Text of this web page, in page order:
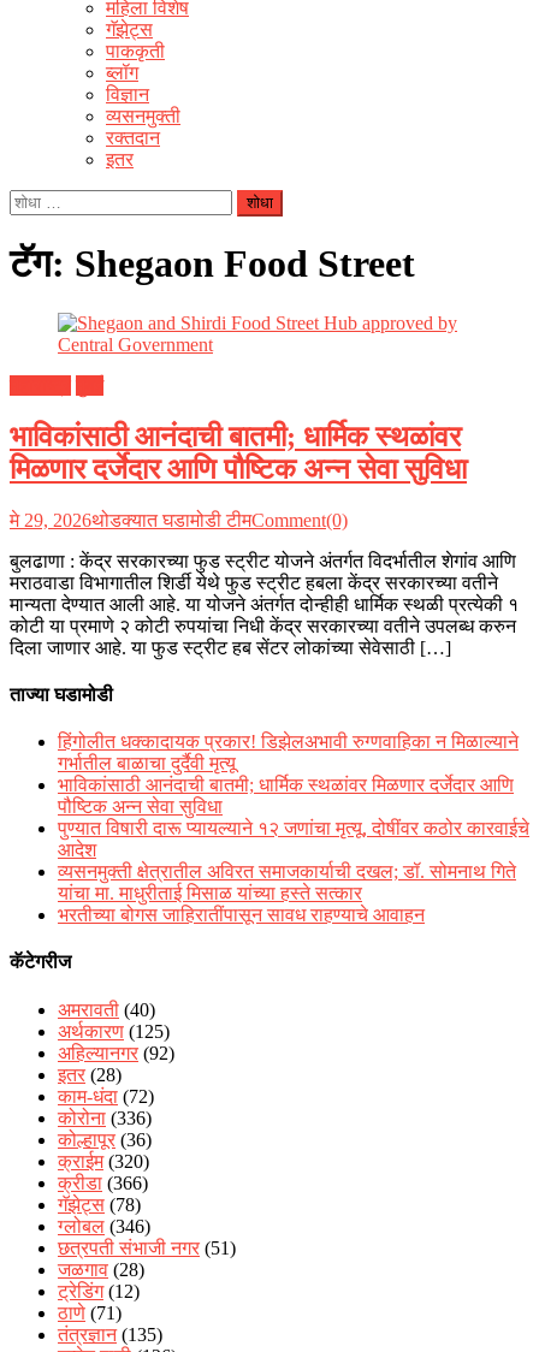
महिला विशेष
गॅझेट्स
पाककृती
ब्लॉग
विज्ञान
व्यसनमुक्ती
रक्‍तदान
इतर
यांचा
शोध
घ्या
:
टॅग: Shegaon Food Street
भाविकांसाठी आनंदाची बातमी; धार्मिक स्थळांवर
मिळणार दर्जेदार आणि पौष्टिक अन्न सेवा सुविधा
मे 29, 2026थोडक्यात घडामोडी टीमComment(0)
बुलढाणा : केंद्र सरकारच्या फुड स्ट्रीट योजने अंतर्गत विदर्भातील शेगांव आणि
मराठवाडा विभागातील शिर्डी येथे फुड स्ट्रीट हबला केंद्र सरकारच्या वतीने
मान्यता देण्यात आली आहे. या योजने अंतर्गत दोन्हीही धार्मिक स्थळी प्रत्येकी १
कोटी या प्रमाणे २ कोटी रुपयांचा निधी केंद्र सरकारच्या वतीने उपलब्ध करुन
दिला जाणार आहे. या फुड स्ट्रीट हब सेंटर लोकांच्या सेवेसाठी […]
ताज्या घडामोडी
हिंगोलीत धक्कादायक प्रकार! डिझेलअभावी रुग्णवाहिका न मिळाल्याने
गर्भातील बाळाचा दुर्दैवी मृत्यू
भाविकांसाठी आनंदाची बातमी; धार्मिक स्थळांवर मिळणार दर्जेदार आणि
पौष्टिक अन्न सेवा सुविधा
पुण्यात विषारी दारू प्यायल्याने १२ जणांचा मृत्यू, दोषींवर कठोर कारवाईचे
आदेश
व्यसनमुक्ती क्षेत्रातील अविरत समाजकार्याची दखल; डॉ. सोमनाथ गिते
यांचा मा. माधुरीताई मिसाळ यांच्या हस्ते सत्कार
भरतीच्या बोगस जाहिरातींपासून सावध राहण्याचे आवाहन
कॅटेगरीज
अमरावती (40)
अर्थकारण (125)
अहिल्यानगर (92)
इतर (28)
काम-धंदा (72)
कोरोना (336)
कोल्हापूर (36)
क्राईम(320)
क्रीडा (366)
गॅझेट्स (78)
ग्लोबल (346)
छत्रपती संभाजी नगर (51)
जळगाव (28)
ट्रेडिंग(12)
ठाणे (71)
तंत्रज्ञान(135)